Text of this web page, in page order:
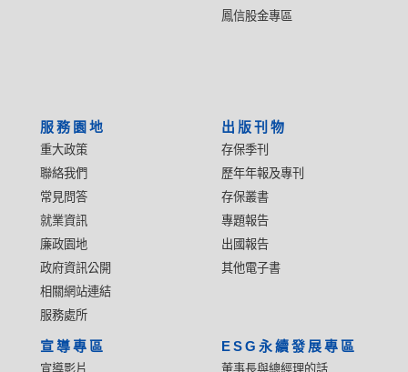
鳳信股金專區
服務園地
重大政策
聯絡我們
常見問答
就業資訊
廉政園地
政府資訊公開
相關網站連結
服務處所
出版刊物
存保季刊
歷年年報及專刊
存保叢書
專題報告
出國報告
其他電子書
宣導專區
宣導影片
ESG永續發展專區
董事長與總經理的話